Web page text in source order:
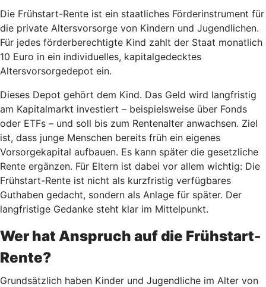
Die Frühstart-Rente ist ein staatliches Förderinstrument für
die private Altersvorsorge von Kindern und Jugendlichen.
Für jedes förderberechtigte Kind zahlt der Staat monatlich
10 Euro in ein individuelles, kapitalgedecktes
Altersvorsorgedepot ein.
Dieses Depot gehört dem Kind. Das Geld wird langfristig
am Kapitalmarkt investiert – beispielsweise über Fonds
oder ETFs – und soll bis zum Rentenalter anwachsen. Ziel
ist, dass junge Menschen bereits früh ein eigenes
Vorsorgekapital aufbauen. Es kann später die gesetzliche
Rente ergänzen. Für Eltern ist dabei vor allem wichtig: Die
Frühstart-Rente ist nicht als kurzfristig verfügbares
Guthaben gedacht, sondern als Anlage für später. Der
langfristige Gedanke steht klar im Mittelpunkt.
Wer hat Anspruch auf die Frühstart-
Rente?
Grundsätzlich haben Kinder und Jugendliche im Alter von